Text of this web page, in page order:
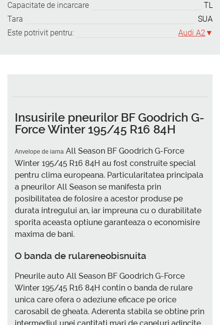
Capacitate de incarcare
TL
Tara
SUA
Este potrivit pentru:
Audi A2
Insusirile pneurilor BF Goodrich G-
Force Winter 195/45 R16 84H
Anvelope de iarna All Season BF Goodrich G-Force
Winter 195/45 R16 84H au fost construite special
pentru clima europeana. Particularitatea principala
a pneurilor All Season se manifesta prin
posibilitatea de folosire a acestor produse pe
durata intregului an, iar impreuna cu o durabilitate
sporita aceasta optiune garanteaza o economisire
maxima de bani.
O banda de rulareneobisnuita
Pneurile auto All Season BF Goodrich G-Force
Winter 195/45 R16 84H contin o banda de rulare
unica care ofera o adeziune eficace pe orice
carosabil de gheata. Aderenta stabila se obtine prin